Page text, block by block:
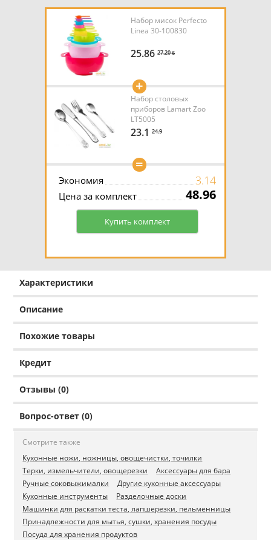
Набор мисок Perfecto
Linea 30-100830
25.86 27.20 ƃ
+
Набор столовых
приборов Lamart Zoo
LT5005
23.1 24.9
=
Экономия 3.14
Цена за комплект 48.96
Купить комплект
Характеристики
Описание
Похожие товары
Кредит
Отзывы (0)
Вопрос-ответ (0)
Смотрите также
Кухонные ножи, ножницы, овощечистки, точилки
Терки, измельчители, овощерезки
Аксессуары для бара
Ручные соковыжималки
Другие кухонные аксессуары
Кухонные инструменты
Разделочные доски
Машинки для раскатки теста, лапшерезки, пельменницы
Принадлежности для мытья, сушки, хранения посуды
Посуда для хранения продуктов